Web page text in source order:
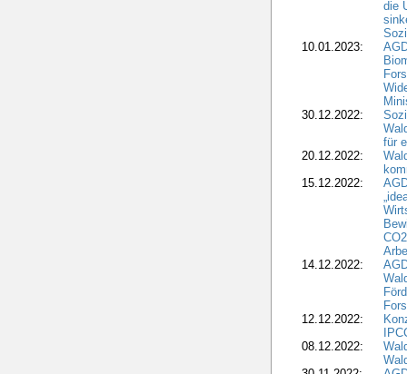
die
10.01.2023:
30.12.2022:
für
20.12.2022:
15.12.2022:
14.12.2022:
12.12.2022:
08.12.2022: